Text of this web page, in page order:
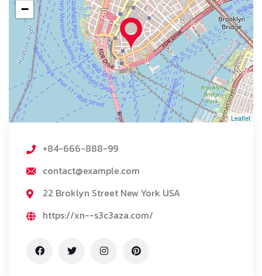
−
Leaflet
+84-666-888-99
contact@example.com
22 Broklyn Street New York USA
https://xn--s3c3aza.com/